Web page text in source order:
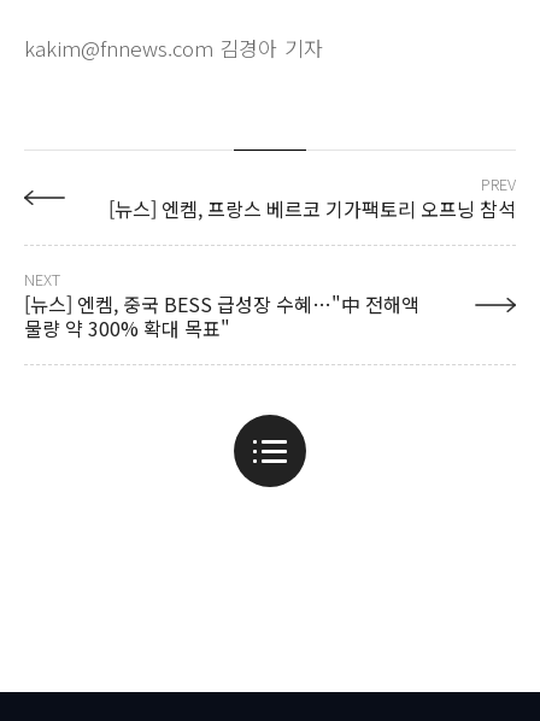
kakim@fnnews.com 김경아 기자
PREV
[뉴스] 엔켐, 프랑스 베르코 기가팩토리 오프닝 참석
NEXT
[뉴스] 엔켐, 중국 BESS 급성장 수혜…"中 전해액
물량 약 300% 확대 목표"